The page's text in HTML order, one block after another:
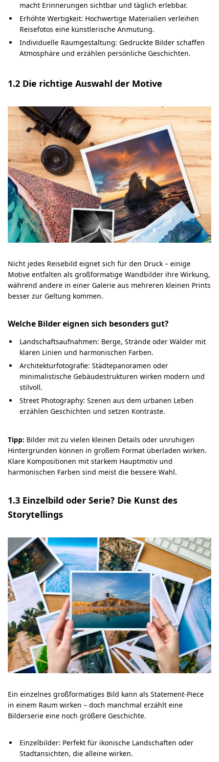
macht Erinnerungen sichtbar und täglich erlebbar.
Erhöhte Wertigkeit: Hochwertige Materialien verleihen
Reisefotos eine künstlerische Anmutung.
Individuelle Raumgestaltung: Gedruckte Bilder schaffen
Atmosphäre und erzählen persönliche Geschichten.
1.2 Die richtige Auswahl der Motive
Nicht jedes Reisebild eignet sich für den Druck – einige
Motive entfalten als großformatige Wandbilder ihre Wirkung,
während andere in einer Galerie aus mehreren kleinen Prints
besser zur Geltung kommen.
Welche Bilder eignen sich besonders gut?
Landschaftsaufnahmen: Berge, Strände oder Wälder mit
klaren Linien und harmonischen Farben.
Architekturfotografie: Städtepanoramen oder
minimalistische Gebäudestrukturen wirken modern und
stilvoll.
Street Photography: Szenen aus dem urbanen Leben
erzählen Geschichten und setzen Kontraste.
Tipp: Bilder mit zu vielen kleinen Details oder unruhigen
Hintergründen können in großem Format überladen wirken.
Klare Kompositionen mit starkem Hauptmotiv und
harmonischen Farben sind meist die bessere Wahl.
1.3 Einzelbild oder Serie? Die Kunst des
Storytellings
Ein einzelnes großformatiges Bild kann als Statement-Piece
in einem Raum wirken – doch manchmal erzählt eine
Bilderserie eine noch größere Geschichte.
Einzelbilder: Perfekt für ikonische Landschaften oder
Stadtansichten, die alleine wirken.